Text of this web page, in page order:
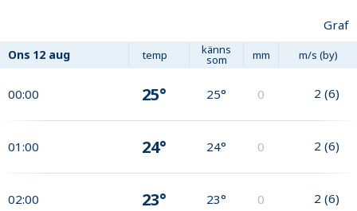
Graf
Ons 12 aug temp känns
som mm m/s (by)
00:00 25° 25° 0 2 (6)
01:00 24° 24° 0 2 (6)
02:00 23° 23° 0 2 (6)